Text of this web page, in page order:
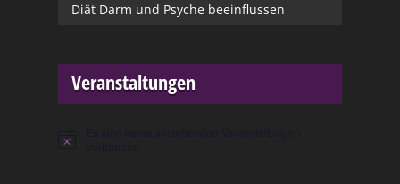
Diät Darm und Psyche beeinflussen
Veranstaltungen
Hinweis